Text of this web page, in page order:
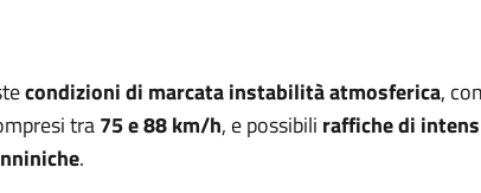
condizioni di marcata instabilità atmosferica, con
tra75 e 88 km/h, e possibili raffiche di
.